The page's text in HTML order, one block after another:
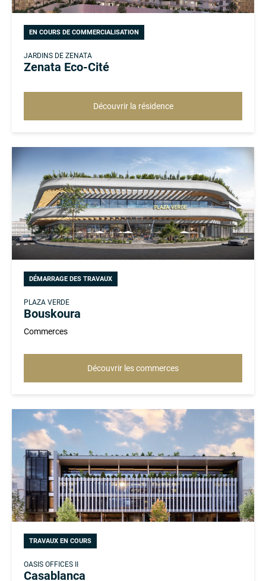
EN COURS DE COMMERCIALISATION
JARDINS DE ZENATA
Zenata Eco-Cité
Découvrir la résidence
DÉMARRAGE DES TRAVAUX
PLAZA VERDE
Bouskoura
Commerces
Découvrir les commerces
TRAVAUX EN COURS
OASIS OFFICES II
Casablanca